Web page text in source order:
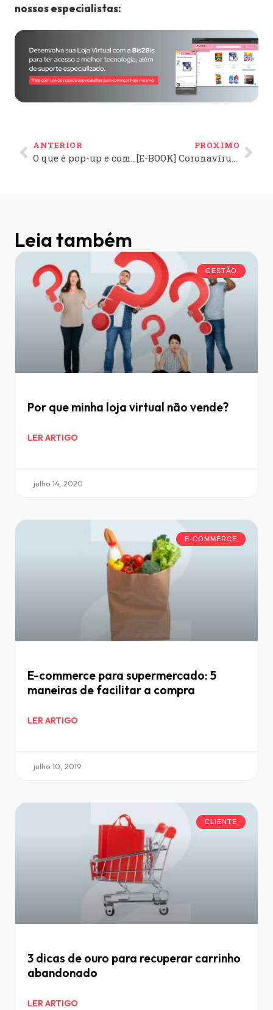
nossos especialistas:
ANTERIOR
O que é pop-up e como ele pode ser útil no e-commerce?
PRÓXIMO
[E-BOOK] Coronavírus: como reduzir o impacto no comércio eletrônico?
Leia também
GESTÃO
Por que minha loja virtual não vende?
LER ARTIGO
julho 14, 2020
E-COMMERCE
E-commerce para supermercado: 5
maneiras de facilitar a compra
LER ARTIGO
julho 10, 2019
CLIENTE
3 dicas de ouro para recuperar carrinho
abandonado
LER ARTIGO